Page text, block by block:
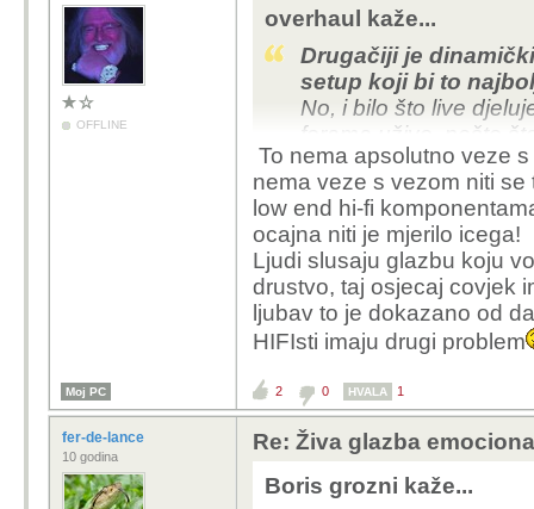
OFFLINE
overhaul kaže...
Drugačiji je
setup koji bi to
No, i bilo što live
forama uživo, nešto
nebi dvaput
društvo smije i
Čak i ista generička
intenzivnije zbog
To nema apsolutno veze
nema veze s vezom niti
low end hi-fi
ocajna niti je mjerilo icega!
Ljudi slusaju glazbu koju
drustvo, taj osjecaj covjek
ljubav to je dokazano od
HIFIsti imaju drugi problem
Moj PC 2 0 HVALA 1
fer-de-lance
10 godina
Re: Živa glazba
Boris grozni kaže...